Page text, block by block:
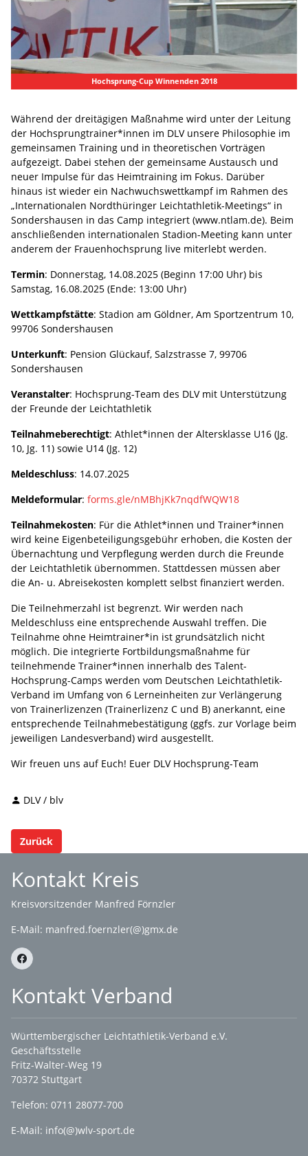
Hochsprung-Cup Winnenden 2018
Während der dreitägigen Maßnahme wird unter der Leitung
der Hochsprungtrainer*innen im DLV unsere Philosophie im
gemeinsamen Training und in theoretischen Vorträgen
aufgezeigt. Dabei stehen der gemeinsame Austausch und
neuer Impulse für das Heimtraining im Fokus. Darüber
hinaus ist wieder ein Nachwuchswettkampf im Rahmen des
„Internationalen Nordthüringer Leichtathletik-Meetings“ in
Sondershausen in das Camp integriert (www.ntlam.de). Beim
anschließenden internationalen Stadion-Meeting kann unter
anderem der Frauenhochsprung live miterlebt werden.
Termin: Donnerstag, 14.08.2025 (Beginn 17:00 Uhr) bis
Samstag, 16.08.2025 (Ende: 13:00 Uhr)
Wettkampfstätte: Stadion am Göldner, Am Sportzentrum 10,
99706 Sondershausen
Unterkunft: Pension Glückauf, Salzstrasse 7, 99706
Sondershausen
Veranstalter: Hochsprung-Team des DLV mit Unterstützung
der Freunde der Leichtathletik
Teilnahmeberechtigt: Athlet*innen der Altersklasse U16 (Jg.
10, Jg. 11) sowie U14 (Jg. 12)
Meldeschluss: 14.07.2025
Meldeformular: forms.gle/nMBhjKk7nqdfWQW18
Teilnahmekosten: Für die Athlet*innen und Trainer*innen
wird keine Eigenbeteiligungsgebühr erhoben, die Kosten der
Übernachtung und Verpflegung werden durch die Freunde
der Leichtathletik übernommen. Stattdessen müssen aber
die An- u. Abreisekosten komplett selbst finanziert werden.
Die Teilnehmerzahl ist begrenzt. Wir werden nach
Meldeschluss eine entsprechende Auswahl treffen. Die
Teilnahme ohne Heimtrainer*in ist grundsätzlich nicht
möglich. Die integrierte Fortbildungsmaßnahme für
teilnehmende Trainer*innen innerhalb des Talent-
Hochsprung-Camps werden vom Deutschen Leichtathletik-
Verband im Umfang von 6 Lerneinheiten zur Verlängerung
von Trainerlizenzen (Trainerlizenz C und B) anerkannt, eine
entsprechende Teilnahmebestätigung (ggfs. zur Vorlage beim
jeweiligen Landesverband) wird ausgestellt.
Wir freuen uns auf Euch! Euer DLV Hochsprung-Team
DLV / blv
Zurück
Kontakt Kreis
Kreisvorsitzender Manfred Förnzler
E-Mail: manfred.foernzler(@)gmx.de
Kontakt Verband
Württembergischer Leichtathletik-Verband e.V.
Geschäftsstelle
Fritz-Walter-Weg 19
70372 Stuttgart
Telefon: 0711 28077-700
E-Mail: info(@)wlv-sport.de